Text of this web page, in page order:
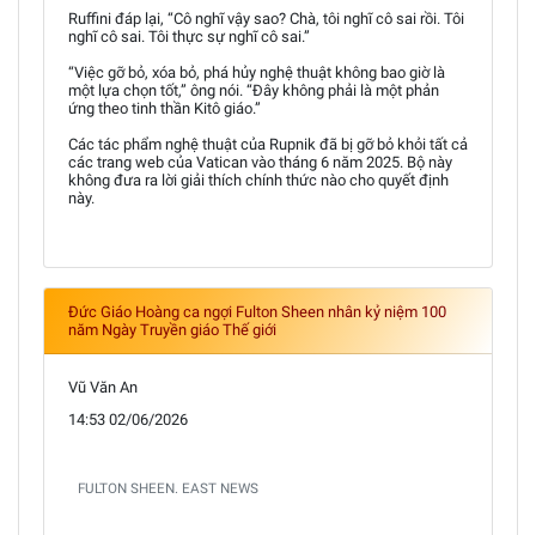
Ruffini đáp lại, “Cô nghĩ vậy sao? Chà, tôi nghĩ cô sai rồi. Tôi
nghĩ cô sai. Tôi thực sự nghĩ cô sai.”
“Việc gỡ bỏ, xóa bỏ, phá hủy nghệ thuật không bao giờ là
một lựa chọn tốt,” ông nói. “Đây không phải là một phản
ứng theo tinh thần Kitô giáo.”
Các tác phẩm nghệ thuật của Rupnik đã bị gỡ bỏ khỏi tất cả
các trang web của Vatican vào tháng 6 năm 2025. Bộ này
không đưa ra lời giải thích chính thức nào cho quyết định
này.
Đức Giáo Hoàng ca ngợi Fulton Sheen nhân kỷ niệm 100
năm Ngày Truyền giáo Thế giới
Vũ Văn An
14:53 02/06/2026
FULTON SHEEN. EAST NEWS